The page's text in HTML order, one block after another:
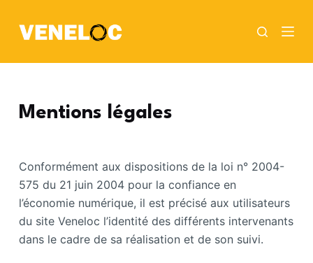
c
o
n
e
Mentions légales
Conformément aux dispositions de la loi n° 2004-
575 du 21 juin 2004 pour la confiance en
l’économie numérique, il est précisé aux utilisateurs
du site Veneloc l’identité des différents intervenants
dans le cadre de sa réalisation et de son suivi.